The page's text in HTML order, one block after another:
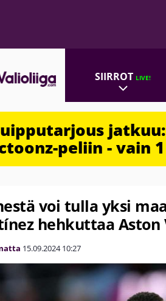
SIIRROTLIVE!
peliin - vain
voi tulla yksi
hehkuttaa
15.09.2024 10:27